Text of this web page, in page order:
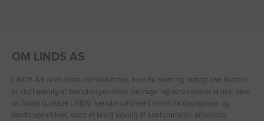
OM LINDS AS
LINDS AS er et dansk handelsfirma, hvor du nemt og hurtigt kan bestille
et stort udvalg af branchespecifikke forbrugs- og servicevarer online. Hos
os finder du både LINDS′ kendte sortiment inden for dagligvarer og
landbrugsartikler, samt et bredt udvalg af kontorartikler, arbejdstøj,